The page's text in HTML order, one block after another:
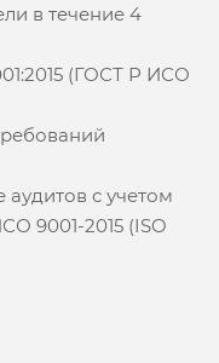
в течение 4
(ГОСТ Р ИСО
с учетом
9001-2015 (ISO